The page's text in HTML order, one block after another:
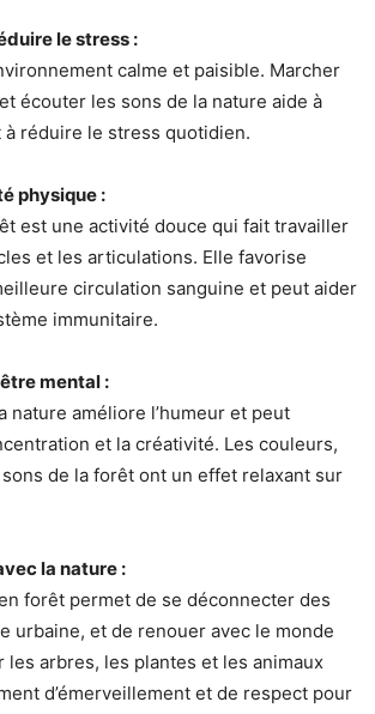
le stress :
calme et paisible. Marcher
écouter les sons de la nature aide à
à réduire le stress quotidien.
physique :
est une activité douce qui fait travailler
et les articulations. Elle favorise
circulation sanguine et peut aider
immunitaire.
mental :
nature améliore l’humeur et peut
et la créativité. Les couleurs,
de la forêt ont un effet relaxant sur
la nature :
forêt permet de se déconnecter des
urbaine, et de renouer avec le monde
les arbres, les plantes et les animaux
d’émerveillement et de respect pour